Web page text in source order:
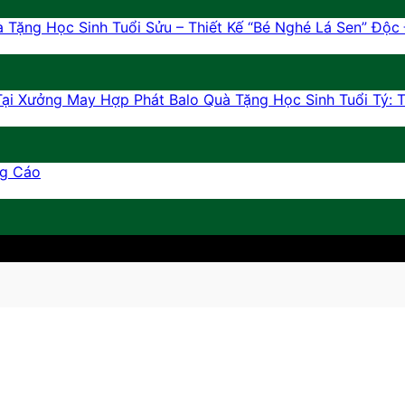
Tặng Học Sinh Tuổi Sửu – Thiết Kế “Bé Nghé Lá Sen”
Balo Quà Tặng Học Sinh Tuổi Tý:
Cáo